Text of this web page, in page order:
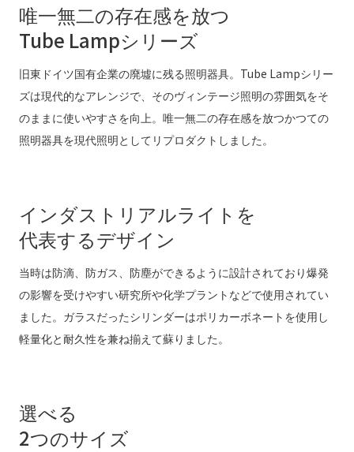
唯一無二の存在感を放つ
Tube Lampシリーズ
旧東ドイツ国有企業の廃墟に残る照明器具。Tube Lampシリー
ズは現代的なアレンジで、そのヴィンテージ照明の雰囲気をそ
のままに使いやすさを向上。唯一無二の存在感を放つかつての
照明器具を現代照明としてリプロダクトしました。
インダストリアルライトを
代表するデザイン
当時は防滴、防ガス、防塵ができるように設計されており爆発
の影響を受けやすい研究所や化学プラントなどで使用されてい
ました。ガラスだったシリンダーはポリカーボネートを使用し
軽量化と耐久性を兼ね揃えて蘇りました。
選べる
2つのサイズ